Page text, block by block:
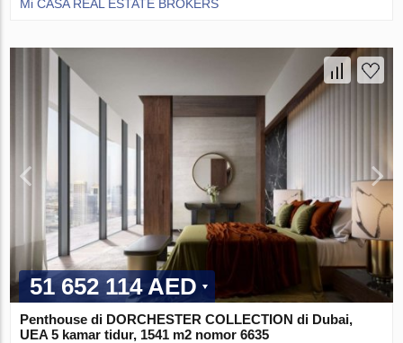
Mi CASA REAL ESTATE BROKERS
51 652 114 AED
Penthouse di DORCHESTER COLLECTION di Dubai,
UEA 5 kamar tidur, 1541 m2 nomor 6635